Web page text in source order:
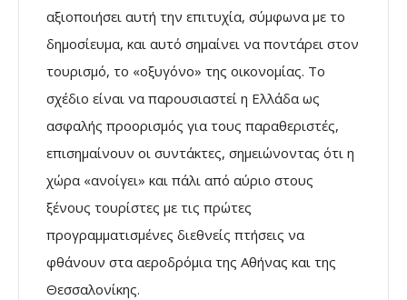
αξιοποιήσει αυτή την επιτυχία, σύμφωνα με το
δημοσίευμα, και αυτό σημαίνει να ποντάρει στον
τουρισμό, το «οξυγόνο» της οικονομίας. Το
σχέδιο είναι να παρουσιαστεί η Ελλάδα ως
ασφαλής προορισμός για τους παραθεριστές,
επισημαίνουν οι συντάκτες, σημειώνοντας ότι η
χώρα «ανοίγει» και πάλι από αύριο στους
ξένους τουρίστες με τις πρώτες
προγραμματισμένες διεθνείς πτήσεις να
φθάνουν στα αεροδρόμια της Αθήνας και της
Θεσσαλονίκης.